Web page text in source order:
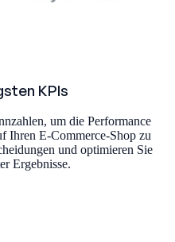
KPIs
um die Performance
Ihren E-Commerce-Shop zu
und optimieren Sie
Ergebnisse.